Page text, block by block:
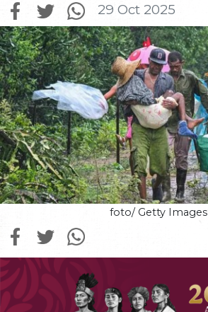
29 Oct 2025
foto/ Getty Images